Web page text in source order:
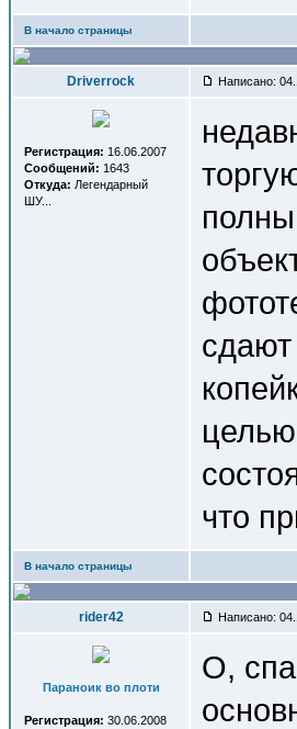
В начало страницы
Driverrock Написано:
Регистрация: 16.06.2007
Сообщений: 1643
Откуда: Легендарный
ШУ...
что
В начало страницы
rider42 Написано:
Параноик во плоти
Регистрация: 30.06.2008
О,